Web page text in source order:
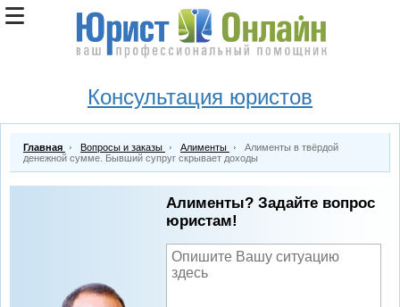
Консультация юристов
Главная Вопросы и заказы Алименты
Алименты в твёрдой
денежной сумме. Бывший супруг скрывает доходы
Алименты? Задайте вопрос
юристам!